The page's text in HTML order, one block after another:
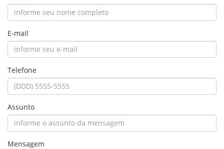
E-mail
Telefone
Assunto
Mensagem